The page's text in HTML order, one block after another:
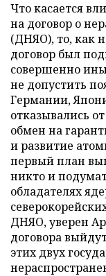
Что касается
на договор о
(ДНЯО), то, как
договор был
совершенно
не допустить
Германии,
отказывались
обмен на
и развитие
первый план
никто и
обладателях
ДНЯО, уверен
договора
этих двух